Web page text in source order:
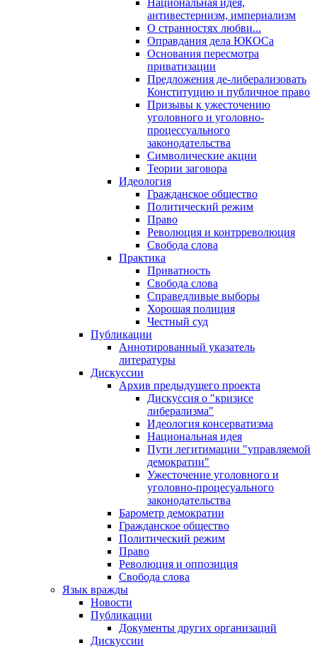
Национальная идея,
антивестернизм, империализм
О странностях любви...
Оправдания дела ЮКОСа
Основания пересмотра
приватизации
Предложения де-либерализовать
Конституцию и публичное право
Призывы к ужесточению
уголовного и уголовно-
процессуального
законодательства
Символические акции
Теории заговора
Идеология
Гражданское общество
Политический режим
Право
Революция и контрреволюция
Свобода слова
Практика
Приватность
Свобода слова
Справедливые выборы
Хорошая полиция
Честный суд
Публикации
Аннотированный указатель
литературы
Дискуссии
Архив предыдущего проекта
Дискуссия о "кризисе
либерализма"
Идеология консерватизма
Национальная идея
Пути легитимации "управляемой
демократии"
Ужесточение уголовного и
уголовно-процесуального
законодательства
Барометр демократии
Гражданское общество
Политический режим
Право
Революция и оппозиция
Свобода слова
Язык вражды
Новости
Публикации
Документы других организаций
Дискуссии